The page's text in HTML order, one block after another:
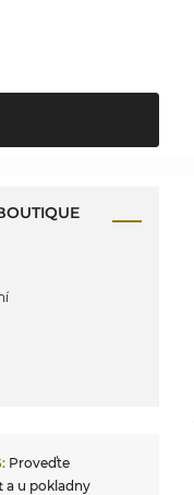
: Proveďte
a u pokladny